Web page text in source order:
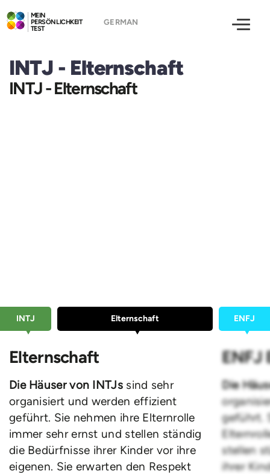
MEIN
PERSÖNLICHKEIT
TEST
INTJ - Elternschaft
INTJ - Elternschaft
INTJ Elternschaft ENFJ
Elternschaft
Die Häuser von INTJssind sehr
organisiert und werden effizient
geführt. Sie nehmen ihre Elternrolle
immer sehr ernst und stellen ständig
die Bedürfnisse ihrer Kinder vor ihre
eigenen. Sie erwarten den Respekt
ENFJ
Die
geführt.
stellen
ihrer